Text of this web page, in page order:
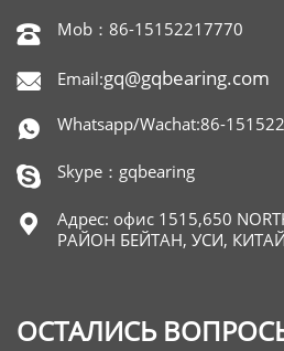
 Mob：86-15152217770
 Email:gq@gqbearing.com
 Whatsapp/Wachat:86-
 Skype：gqbearing

Адрес: офис 1515,650
РАЙОН БЕЙТАН, УСИ,
ОСТАЛИСЬ